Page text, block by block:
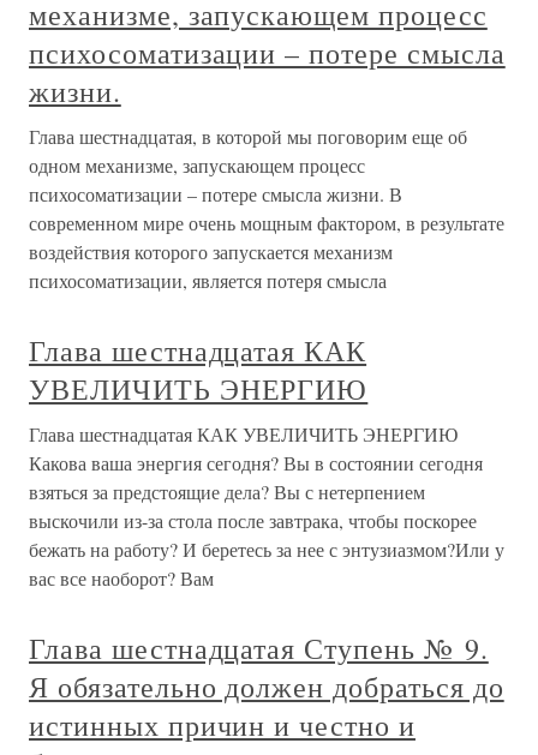
механизме, запускающем процесс
психосоматизации – потере смысла
жизни.
Глава шестнадцатая, в которой мы поговорим еще об
одном механизме, запускающем процесс
психосоматизации – потере смысла жизни. В
современном мире очень мощным фактором, в результате
воздействия которого запускается механизм
психосоматизации, является потеря смысла
Глава шестнадцатая КАК
УВЕЛИЧИТЬ ЭНЕРГИЮ
Глава шестнадцатая КАК УВЕЛИЧИТЬ ЭНЕРГИЮ
Какова ваша энергия сегодня? Вы в состоянии сегодня
взяться за предстоящие дела? Вы с нетерпением
выскочили из-за стола после завтрака, чтобы поскорее
бежать на работу? И беретесь за нее с энтузиазмом?Или у
вас все наоборот? Вам
Глава шестнадцатая Ступень № 9.
Я обязательно должен добраться до
истинных причин и честно и